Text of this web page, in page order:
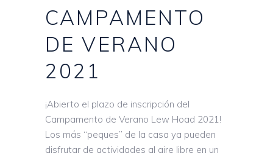
CAMPAMENTO
DE VERANO
2021
¡Abierto el plazo de inscripción del
Campamento de Verano Lew Hoad 2021!
Los más “peques” de la casa ya pueden
disfrutar de actividades al aire libre en un